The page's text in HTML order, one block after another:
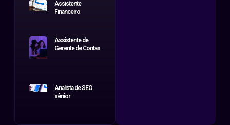
Assistente
Financeiro
Assistente de
Gerente de Contas
Analista de SEO
sênior